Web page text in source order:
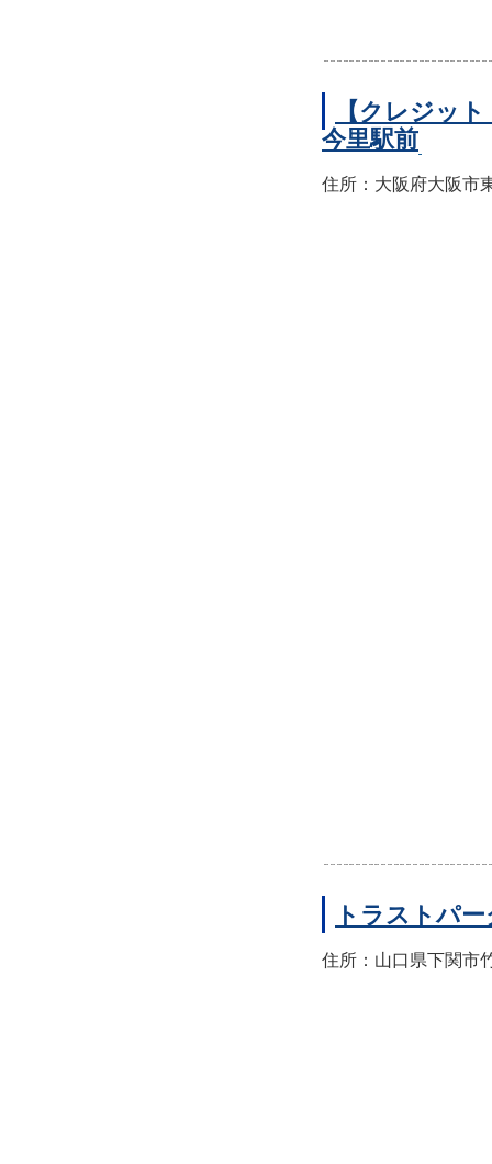
【クレジッ
今里駅前
住所：大阪府大阪市
トラストパ
住所：山口県下関市